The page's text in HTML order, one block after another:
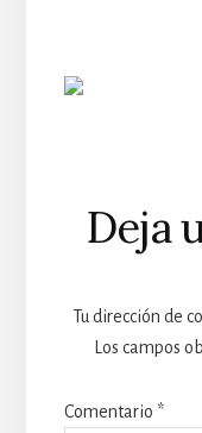
Reader
Deja
Tu dirección de
Los campos
Comentario *